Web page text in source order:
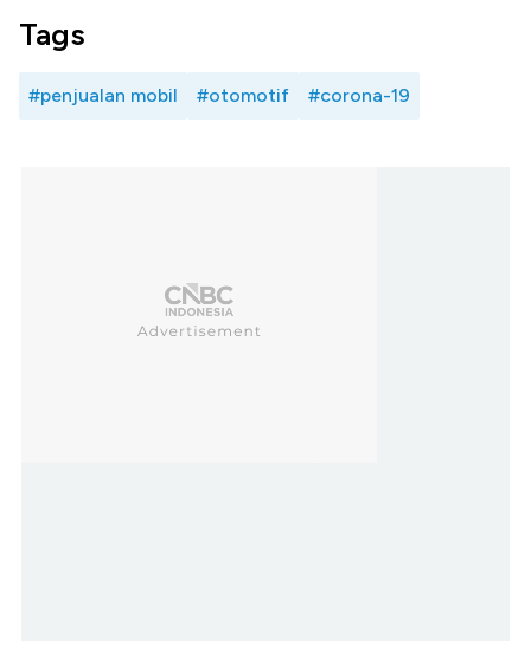
Tags
#penjualan mobil #otomotif #corona-19